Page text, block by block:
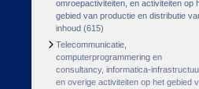
omroepactiviteiten, en activiteiten op
gebied van productie en distributie
inhoud (615)
Telecommunicatie,
computerprogrammering en
consultancy, informatica-
en overige activiteiten op het gebied